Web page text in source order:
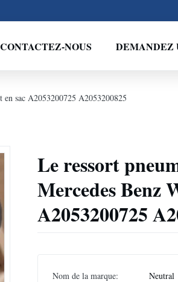
CONTACTEZ-NOUS DEMANDEZ
sac A2053200725 A2053200825
Le ressort
Mercedes Benz
A2053200725
Nom de la marque: Neutral